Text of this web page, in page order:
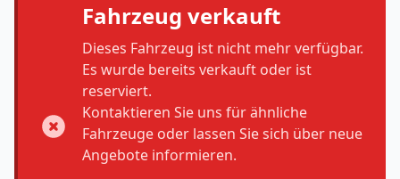
Fahrzeug verkauft
Dieses Fahrzeug ist nicht mehr verfügbar.
Es wurde bereits verkauft oder ist
reserviert.
Kontaktieren Sie uns für ähnliche
Fahrzeuge oder lassen Sie sich über neue
Angebote informieren.